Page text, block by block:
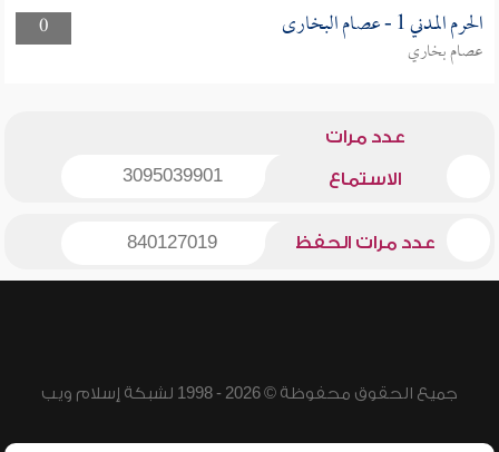
0
الحرم المدني 1 - عصام البخارى
عصام بخاري
عدد مرات
الاستماع 3095039901
عدد مرات الحفظ 840127019
جميع الحقوق محفوظة © 2026 - 1998 لشبكة إسلام ويب